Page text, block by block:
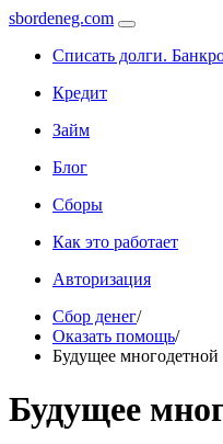
sbordeneg.com
Списать долги.
Кредит
Займ
Блог
Сборы
Как это работает
Авторизация
Сбор денег/
Оказать помощь/
Будущее многодетной
Будущее